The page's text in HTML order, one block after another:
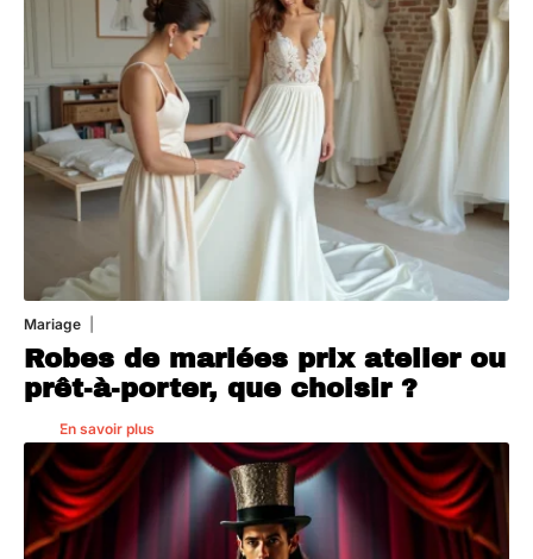
Mariage
Robes de mariées prix atelier ou
prêt-à-porter, que choisir ?
En savoir plus